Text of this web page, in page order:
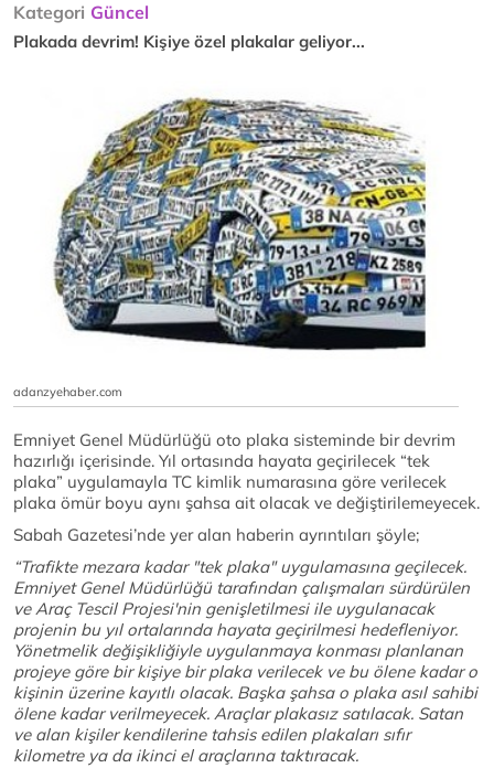
Kategori Güncel
Plakada devrim! Kişiye özel plakalar geliyor...
adanzyehaber.com
Emniyet Genel Müdürlüğü oto plaka sisteminde bir devrim
hazırlığı içerisinde. Yıl ortasında hayata geçirilecek “tek
plaka” uygulamayla TC kimlik numarasına göre verilecek
plaka ömür boyu aynı şahsa ait olacak ve değiştirilemeyecek.
Sabah Gazetesi’nde yer alan haberin ayrıntıları şöyle;
“Trafikte mezara kadar "tek plaka" uygulamasına geçilecek.
Emniyet Genel Müdürlüğü tarafından çalışmaları sürdürülen
ve Araç Tescil Projesi'nin genişletilmesi ile uygulanacak
projenin bu yıl ortalarında hayata geçirilmesi hedefleniyor.
Yönetmelik değişikliğiyle uygulanmaya konması planlanan
projeye göre bir kişiye bir plaka verilecek ve bu ölene kadar o
kişinin üzerine kayıtlı olacak. Başka şahsa o plaka asıl sahibi
ölene kadar verilmeyecek. Araçlar plakasız satılacak. Satan
ve alan kişiler kendilerine tahsis edilen plakaları sıfır
kilometre ya da ikinci el araçlarına taktıracak.